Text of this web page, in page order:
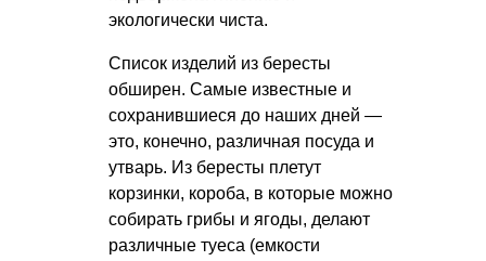
экологически чиста.
Список изделий из бересты
обширен. Самые известные и
сохранившиеся до наших дней —
это, конечно, различная посуда и
утварь. Из бересты плетут
корзинки, короба, в которые можно
собирать грибы и ягоды, делают
различные туеса (емкости